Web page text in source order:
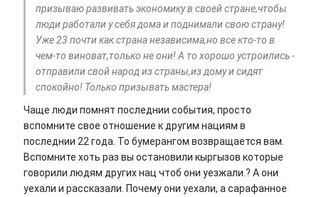
призываю развивать экономику в своей стране,чтобы
люди работали у себя дома и поднимали свою страну!
Уже 23 почти как страна независима,но все кто-то в
чем-то виноват,только не они! А то хорошо устроились -
отправили свой народ из страны,из дому и сидят
спокойно! Только призывать мастера!
Чаще люди помнят последнии события, просто
вспомните свое отношение к другим нациям в
последнии 22 года. То бумерангом возвращается вам.
Вспомните хоть раз вы остановили кыргызов которые
говорили людям других нац чтоб они уезжали.? А они
уехали и рассказали. Почему они уехали, а сарафанное